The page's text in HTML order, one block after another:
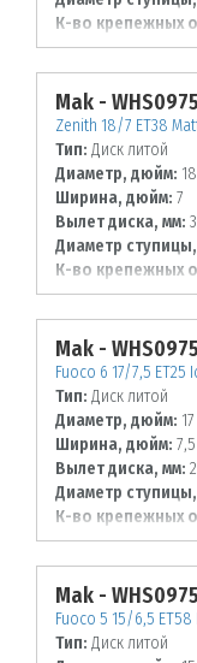
К-во крепежных
Диаметр
108
Mak -
Zenith 18/7 ET38
Тип: Диск литой
Диаметр, дюйм: 18
Ширина, дюйм: 7
Вылет диска, мм:
Диаметр
К-во крепежных
Диаметр
105
Mak -
Fuoco 6 17/7,5 ET25
Тип: Диск литой
Диаметр, дюйм: 17
Ширина, дюйм: 7,5
Вылет диска, мм:
Диаметр
К-во крепежных
Диаметр
139,7
Mak -
Fuoco 5 15/6,5 ET58
Тип: Диск литой